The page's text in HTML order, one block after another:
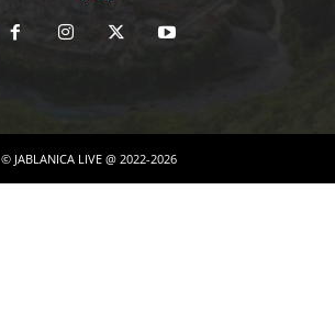
© JABLANICA LIVE @ 2022-2026